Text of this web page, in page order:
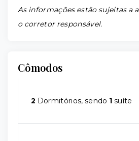
As informações estão sujeitas a
o corretor responsável.
Cômodos
2 Dormitórios, sendo 1 suíte